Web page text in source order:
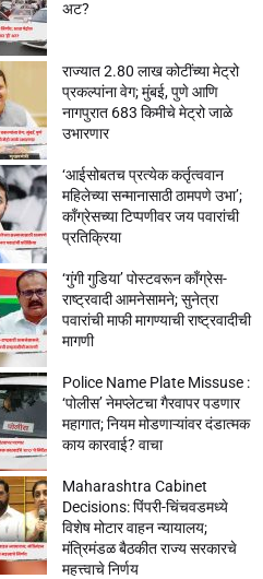
अट?
राज्यात 2.80 लाख कोटींच्या मेट्रो
प्रकल्पांना वेग; मुंबई, पुणे आणि
नागपुरात 683 किमीचे मेट्रो जाळे
उभारणार
‘आईसोबतच प्रत्येक कर्तृत्ववान
महिलेच्या सन्मानासाठी ठामपणे उभा’;
काँग्रेसच्या टिप्पणीवर जय पवारांची
प्रतिक्रिया
‘गुंगी गुडिया’ पोस्टवरून काँग्रेस-
राष्ट्रवादी आमनेसामने; सुनेत्रा
पवारांची माफी मागण्याची राष्ट्रवादीची
मागणी
Police Name Plate Missuse :
‘पोलीस’ नेमप्लेटचा गैरवापर पडणार
महागात; नियम मोडणाऱ्यांवर दंडात्मक
काय कारवाई? वाचा
Maharashtra Cabinet
Decisions: पिंपरी-चिंचवडमध्ये
विशेष मोटार वाहन न्यायालय;
मंत्रिमंडळ बैठकीत राज्य सरकारचे
महत्त्वाचे निर्णय